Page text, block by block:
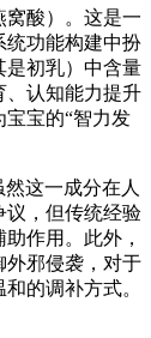
窝酸）。这是一
统功能构建中扮
是初乳）中含量
、认知能力提升
宝的“智力发
这一成分在人
议，但传统经验
作用。此外，
外邪侵袭，对于
的调补方式。